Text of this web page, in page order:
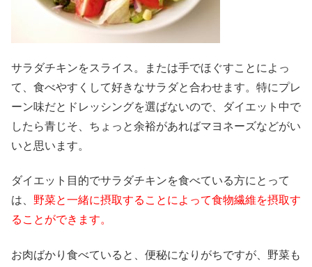
サラダチキンをスライス。または手でほぐすことによっ
て、食べやすくして好きなサラダと合わせます。特にプレ
ーン味だとドレッシングを選ばないので、ダイエット中で
したら青じそ、ちょっと余裕があればマヨネーズなどがい
いと思います。
ダイエット目的でサラダチキンを食べている方にとって
は、 野菜と一緒に摂取することによって食物繊維を摂取す
ることができます。
お肉ばかり食べていると、便秘になりがちですが、野菜も